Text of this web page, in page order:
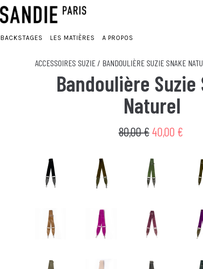
BACKSTAGES LES MATIÈRES A PROPOS
ACCESSOIRES SUZIE/ BANDOULIÈRE SUZIE SNAKE
Bandoulière Suzie
Naturel
80,00€ 40,00 €